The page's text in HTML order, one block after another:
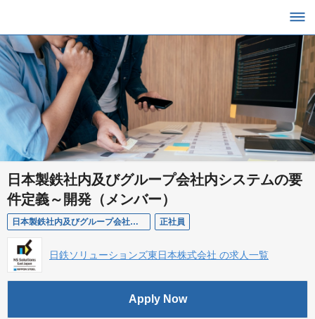
日本製鉄社内及びグループ会社内システムの要
件定義～開発（メンバー）
日本製鉄社内及びグループ会社内システムの要件定義～開発（メンバー） 正社員
日鉄ソリューションズ東日本株式会社 の求人一覧
Apply Now